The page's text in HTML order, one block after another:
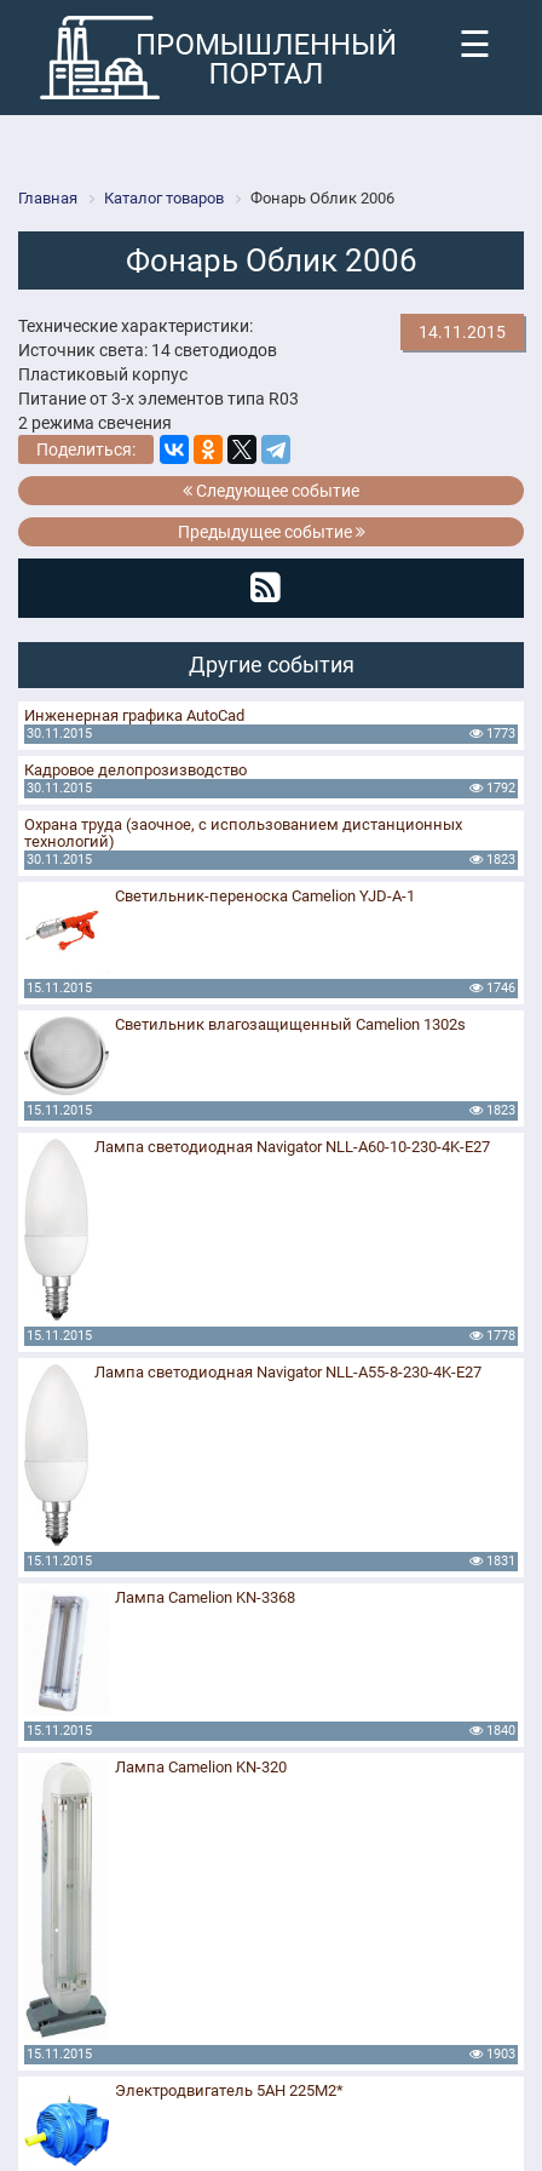
☰
Главная Каталог товаров Фонарь Облик 2006
Фонарь Облик 2006
14.11.2015
Технические характеристики:
Источник света: 14 светодиодов
Пластиковый корпус
Питание от 3-х элементов типа R03
2 режима свечения
Поделиться:
Следующее событие
Предыдущее событие
Другие события
Инженерная графика AutoCad
30.11.2015 1773
Кадровое делопрозизводство
30.11.2015 1792
Охрана труда (заочное, с использованием дистанционных
технологий)
30.11.2015 1823
Светильник-переноска Camelion YJD-A-1
15.11.2015 1746
Светильник влагозащищенный Camelion 1302s
15.11.2015 1823
Лампа светодиодная Navigator NLL-A60-10-230-4K-E27
15.11.2015 1778
Лампа светодиодная Navigator NLL-A55-8-230-4K-E27
15.11.2015 1831
Лампа Camelion KN-3368
15.11.2015 1840
Лампа Camelion KN-320
15.11.2015 1903
Электродвигатель 5АН 225М2*